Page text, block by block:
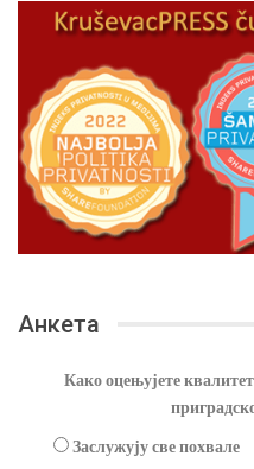
Анкета
Како оцењујете
Заслужују све похвале